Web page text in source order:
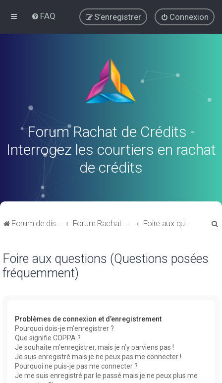
FAQ Connexion
S’enregistrer
Forum Rachat de Crédits -
Interrogez les courtiers en rachat
de crédits
Forum de discussions sur le Regroupement de Crédits et le Rachat de Crédits Forum Rachat de Crédits Foire aux questions (Questions posées fréquemment)
Foire aux questions (Questions posées
fréquemment)
Problèmes de connexion et d’enregistrement
Pourquoi dois-je m’enregistrer ?
Que signifie COPPA ?
Je souhaite m’enregistrer, mais je n’y parviens pas !
Je suis enregistré mais je ne peux pas me connecter !
Pourquoi ne puis-je pas me connecter ?
Je me suis enregistré par le passé mais je ne peux plus me